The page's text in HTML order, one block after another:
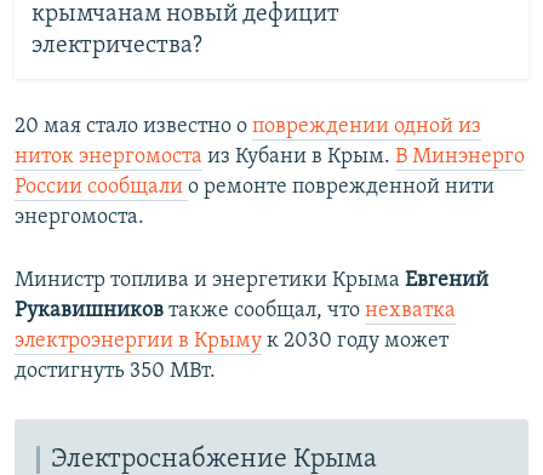
крымчанам новый дефицит
электричества?
20 мая стало известно о повреждении одной из
ниток энергомоста из Кубани в Крым. В Минэнерго
России сообщали о ремонте поврежденной нити
энергомоста.
Министр топлива и энергетики Крыма Евгений
Рукавишников также сообщал, что нехватка
электроэнергии в Крыму к 2030 году может
достигнуть 350 МВт.
Электроснабжение Крыма